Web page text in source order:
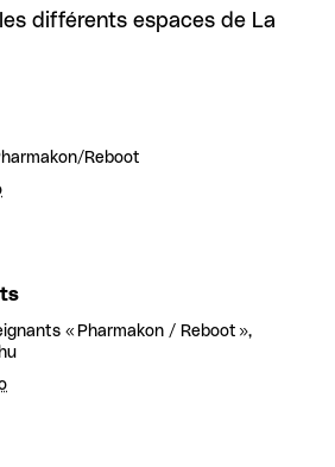
différents espaces de La
Reboot
« Pharmakon / Reboot »,